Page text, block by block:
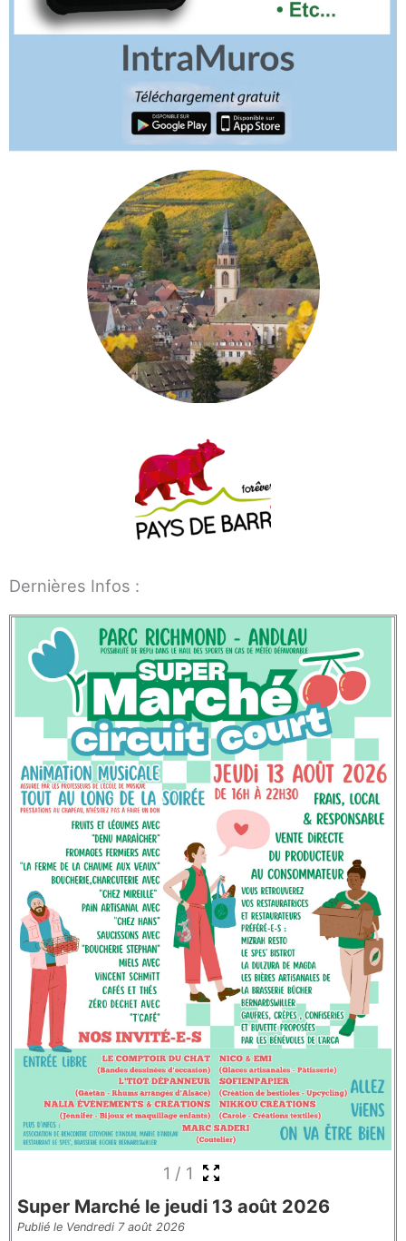
Dernières Infos :
Page 1. 2 actualités sur 6 affichées sur cette
1 / 1
Super Marché le jeudi 13 août 2026
Publié le Vendredi 7 août 2026